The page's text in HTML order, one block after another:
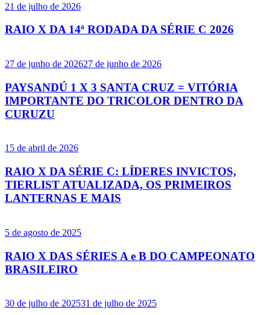
21 de julho de 2026
RAIO X DA 14ª RODADA DA SÉRIE C 2026
27 de junho de 202627 de junho de 2026
PAYSANDÚ 1 X 3 SANTA CRUZ = VITÓRIA
IMPORTANTE DO TRICOLOR DENTRO DA
CURUZU
15 de abril de 2026
RAIO X DA SÉRIE C: LÍDERES INVICTOS,
TIERLIST ATUALIZADA, OS PRIMEIROS
LANTERNAS E MAIS
5 de agosto de 2025
RAIO X DAS SÉRIES A e B DO CAMPEONATO
BRASILEIRO
30 de julho de 202531 de julho de 2025